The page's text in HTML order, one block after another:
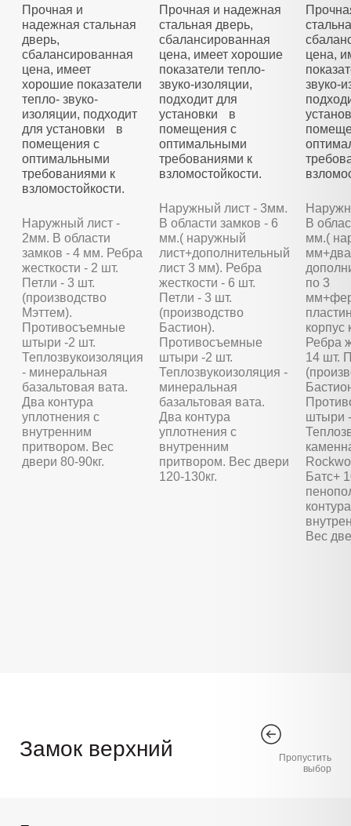
Прочная и
надежная стальная
дверь,
сбалансированная
цена, имеет
хорошие показатели
тепло- звуко-
изоляции, подходит
для установки в
помещения с
оптимальными
требованиями к
взломостойкости.
Наружный лист -
2мм. В области
замков - 4 мм. Ребра
жесткости - 2 шт.
Петли - 3 шт.
(производство
Мэттем).
Противосъемные
штыри -2 шт.
Теплозвукоизоляция
- минеральная
базальтовая вата.
Два контура
уплотнения с
внутренним
притвором. Вес
двери 80-90кг.
Прочная и надежная
стальная дверь,
сбалансированная
цена, имеет хорошие
показатели тепло-
звуко-изоляции,
подходит для
установки в
помещения с
оптимальными
требованиями к
взломостойкости.
Наружный лист - 3мм.
В области замков - 6
мм.( наружный
лист+дополнительный
лист 3 мм). Ребра
жесткости - 6 шт.
Петли - 3 шт.
(производство
Бастион).
Противосъемные
штыри -2 шт.
Теплозвукоизоляция -
минеральная
базальтовая вата.
Два контура
уплотнения с
внутренним
притвором. Вес двери
120-130кг.
цена,
звуко-
В
мм.(
мм+два
по 3
корпус
Ребра
14 шт.
штыри
Батс+
Вес
Замок верхний
Пропустить
выбор